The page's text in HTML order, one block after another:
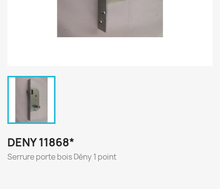
DENY 11868*
Serrure porte bois Dény 1 point